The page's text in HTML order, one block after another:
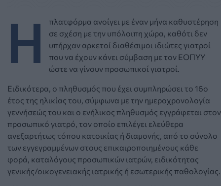
Η
πλατφόρμα ανοίγει με έναν μήνα καθυστέρηση
σε σχέση με την υπόλοιπη χώρα, καθότι δεν
υπήρχαν αρκετοί διαθέσιμοι ιδιώτες γιατροί
που να έχουν κάνει σύμβαση με τον ΕΟΠΥΥ
ώστε να γίνουν προσωπικοί γιατροί.
Ειδικότερα, ο πληθυσμός που έχει συμπληρώσει το 16ο
έτος της ηλικίας του, σύμφωνα με την ημεροχρονολογία
γεννήσεώς του και ο ενήλικος πληθυσμός εγγράφεται στον
προσωπικό γιατρό, τον οποίο επιλέγει ελεύθερα
ανεξαρτήτως τόπου κατοικίας ή διαμονής, από το σύνολο
των εγγεγραμμένων στους επικαιροποιημένους κάθε
φορά, καταλόγους προσωπικών ιατρών, ειδικότητας
γενικής/οικογενειακής ιατρικής ή εσωτερικής παθολογίας.